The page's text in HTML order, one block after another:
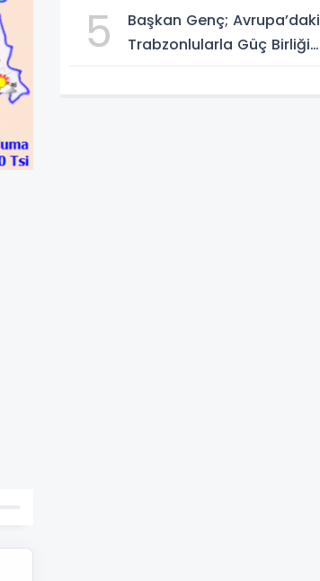
5
Başkan Genç; Avrupa’daki
Trabzonlularla Güç Birliği